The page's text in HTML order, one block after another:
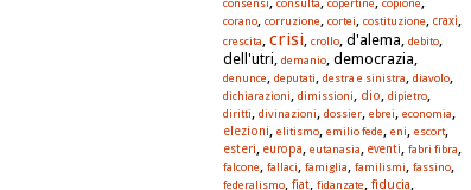
consensi consulta copertine copione
corano, corruzione, cortei, costituzione, craxi,
crescita, crisi, crollo, d'alema, debito,
dell'utri, demanio, democrazia,
denunce, deputati, destra e sinistra, diavolo,
dichiarazioni, dimissioni, dio, dipietro,
diritti, divinazioni, dossier, ebrei, economia,
elezioni, elitismo, emilio fede, eni, escort,
esteri, europa, eutanasia, eventi, fabri fibra,
falcone, fallaci, famiglia, familismi, fassino,
federalismo, fiat, fidanzate, fiducia,